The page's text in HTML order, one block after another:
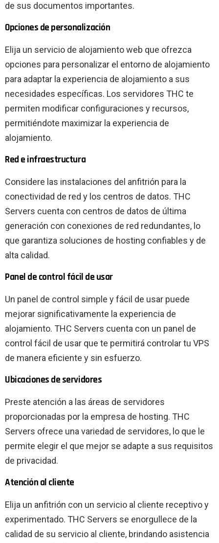
de sus documentos importantes.
Opciones de personalización
Elija un servicio de alojamiento web que ofrezca
opciones para personalizar el entorno de alojamiento
para adaptar la experiencia de alojamiento a sus
necesidades específicas. Los servidores THC te
permiten modificar configuraciones y recursos,
permitiéndote maximizar la experiencia de
alojamiento.
Red e infraestructura
Considere las instalaciones del anfitrión para la
conectividad de red y los centros de datos. THC
Servers cuenta con centros de datos de última
generación con conexiones de red redundantes, lo
que garantiza soluciones de hosting confiables y de
alta calidad.
Panel de control fácil de usar
Un panel de control simple y fácil de usar puede
mejorar significativamente la experiencia de
alojamiento. THC Servers cuenta con un panel de
control fácil de usar que te permitirá controlar tu VPS
de manera eficiente y sin esfuerzo.
Ubicaciones de servidores
Preste atención a las áreas de servidores
proporcionadas por la empresa de hosting. THC
Servers ofrece una variedad de servidores, lo que le
permite elegir el que mejor se adapte a sus requisitos
de privacidad.
Atención al cliente
Elija un anfitrión con un servicio al cliente receptivo y
experimentado. THC Servers se enorgullece de la
calidad de su servicio al cliente, brindando asistencia